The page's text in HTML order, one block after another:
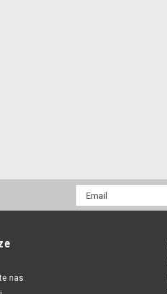
mail
nas